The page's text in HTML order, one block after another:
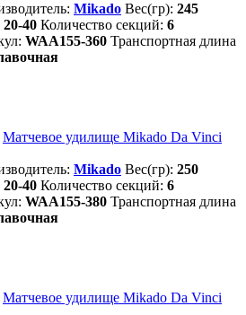
Mikado Вес(гр): 245
20-40 Количество секций: 6
WAA155-360 Транспортная длина
Матчевое удилище Mikado Da Vinci
Mikado Вес(гр): 250
20-40 Количество секций: 6
WAA155-380 Транспортная длина
Матчевое удилище Mikado Da Vinci